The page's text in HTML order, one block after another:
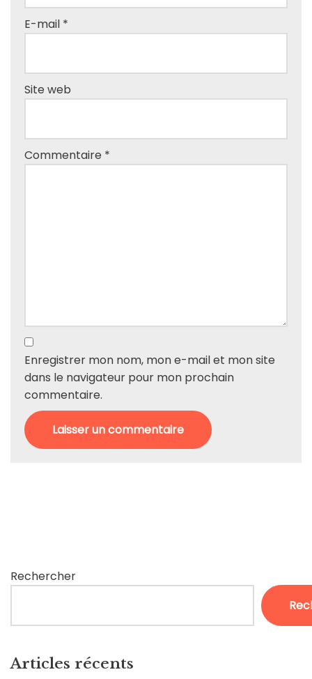
E-mail *
Site web
Commentaire *
Enregistrer mon nom, mon e-mail et mon site
dans le navigateur pour mon prochain
commentaire.
Rechercher
Articles récents